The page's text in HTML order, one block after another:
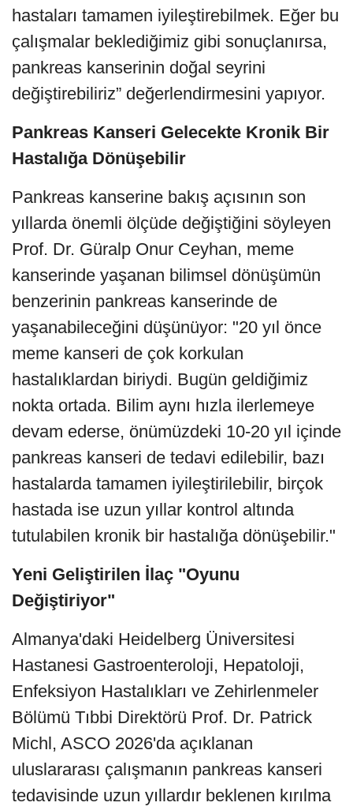
hastaları tamamen iyileştirebilmek. Eğer bu
çalışmalar beklediğimiz gibi sonuçlanırsa,
pankreas kanserinin doğal seyrini
değiştirebiliriz” değerlendirmesini yapıyor.
Pankreas Kanseri Gelecekte Kronik Bir
Hastalığa Dönüşebilir
Pankreas kanserine bakış açısının son
yıllarda önemli ölçüde değiştiğini söyleyen
Prof. Dr. Güralp Onur Ceyhan, meme
kanserinde yaşanan bilimsel dönüşümün
benzerinin pankreas kanserinde de
yaşanabileceğini düşünüyor: "20 yıl önce
meme kanseri de çok korkulan
hastalıklardan biriydi. Bugün geldiğimiz
nokta ortada. Bilim aynı hızla ilerlemeye
devam ederse, önümüzdeki 10-20 yıl içinde
pankreas kanseri de tedavi edilebilir, bazı
hastalarda tamamen iyileştirilebilir, birçok
hastada ise uzun yıllar kontrol altında
tutulabilen kronik bir hastalığa dönüşebilir."
Yeni Geliştirilen İlaç "Oyunu
Değiştiriyor"
Almanya'daki Heidelberg Üniversitesi
Hastanesi Gastroenteroloji, Hepatoloji,
Enfeksiyon Hastalıkları ve Zehirlenmeler
Bölümü Tıbbi Direktörü Prof. Dr. Patrick
Michl, ASCO 2026'da açıklanan
uluslararası çalışmanın pankreas kanseri
tedavisinde uzun yıllardır beklenen kırılma